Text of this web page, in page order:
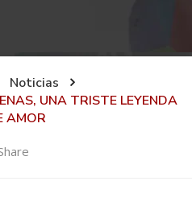
Noticias
UNA TRISTE LEYENDA
AMOR